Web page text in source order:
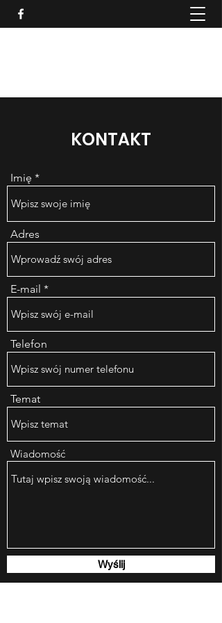
KONTAKT
Imię
Adres
E-mail
Telefon
Temat
Wiadomość
Wyślij